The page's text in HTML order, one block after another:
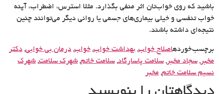
باشید که روی خواب‌تان اثر منفی بگذارد. مثلا استرس، اضطراب، آپنه
خواب تنفسی و خیلی بیماری‌های جسمی یا روانی دیگر می‌توانند چنین
نتیجه‌ای داشته باشند.
برچسب خوردهاصلاح خواب, بهداشت خواب, خواب, درمان بی خوابی, دکتر
مخبر , سجاد مخبر , سلامت پاسارگاد, سلامت خاتم, شهرک سلامت, شهرک
نسیم سلامت خاتم, مخبر